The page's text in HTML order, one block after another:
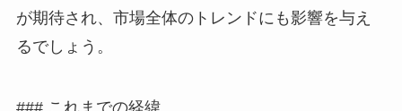
が期待され、市場全体のトレンドにも影響を与え
るでしょう。
### これまでの経緯